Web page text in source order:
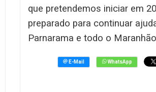
que pretendemos iniciar em
preparado para continuar
Parnarama e todo o